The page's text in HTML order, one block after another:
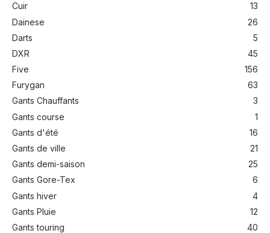
Cuir
13
Dainese
26
Darts
5
DXR
45
Five
156
Furygan
63
Gants Chauffants
3
Gants course
1
Gants d'été
16
Gants de ville
21
Gants demi-saison
25
Gants Gore-Tex
6
Gants hiver
4
Gants Pluie
12
Gants touring
40